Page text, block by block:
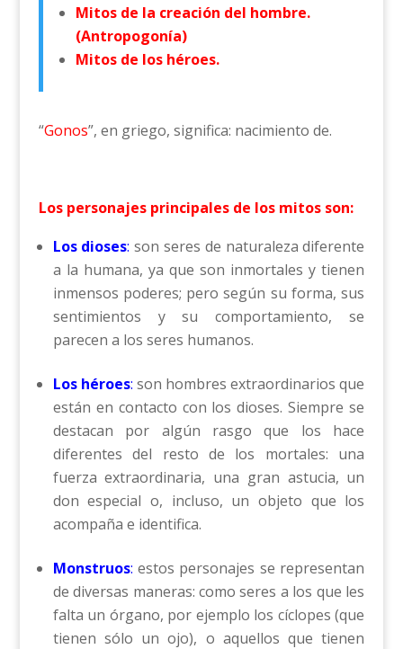
Mitos de la creación del hombre.
(Antropogonía)
Mitos de los héroes.
“Gonos”, en griego, significa: nacimiento de.
Los personajes principales de los mitos son:
Los dioses: son seres de naturaleza diferente
a la humana, ya que son inmortales y tienen
inmensos poderes; pero según su forma, sus
sentimientos y su comportamiento, se
parecen a los seres humanos.
Los héroes: son hombres extraordinarios que
están en contacto con los dioses. Siempre se
destacan por algún rasgo que los hace
diferentes del resto de los mortales: una
fuerza extraordinaria, una gran astucia, un
don especial o, incluso, un objeto que los
acompaña e identifica.
Monstruos: estos personajes se representan
de diversas maneras: como seres a los que les
falta un órgano, por ejemplo los cíclopes (que
tienen sólo un ojo), o aquellos que tienen